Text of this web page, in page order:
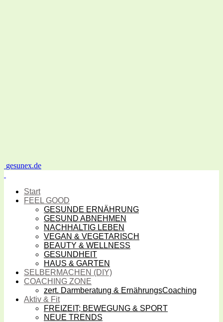
gesunex.de
Start
FEEL GOOD
GESUNDE ERNÄHRUNG
GESUND ABNEHMEN
NACHHALTIG LEBEN
VEGAN & VEGETARISCH
BEAUTY & WELLNESS
GESUNDHEIT
HAUS & GARTEN
SELBERMACHEN (DIY)
COACHING ZONE
zert. Darmberatung & ErnährungsCoaching
Aktiv & Fit
FREIZEIT; BEWEGUNG & SPORT
NEUE TRENDS